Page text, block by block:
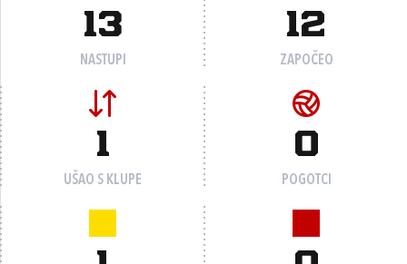
13
NASTUPI
12
ZAPOČEO
1
UŠAO S KLUPE
0
POGOTCI